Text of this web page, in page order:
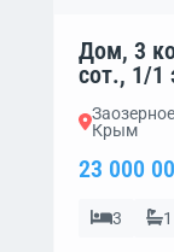
Дом, 3
сот., 1/1
Крым
23 000
3 1